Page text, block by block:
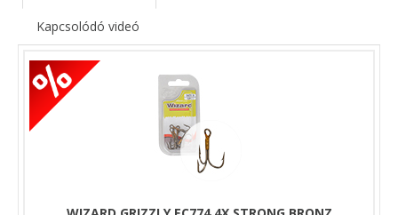
Kapcsolódó videó